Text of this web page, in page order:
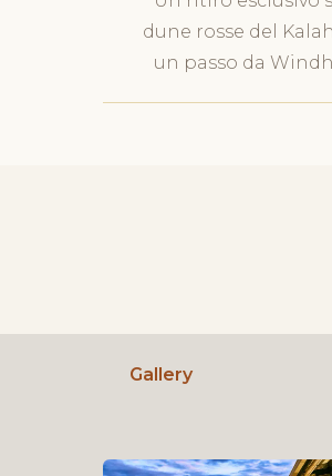
dune rosse del
un passo da
Gallery